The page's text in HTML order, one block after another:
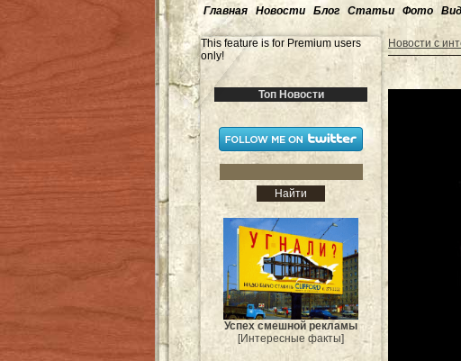
Главная Новости Блог Статьи Фото
This feature is for Premium users
only!
Топ Новости
Успех смешной рекламы
[Интересные факты]
Новости с